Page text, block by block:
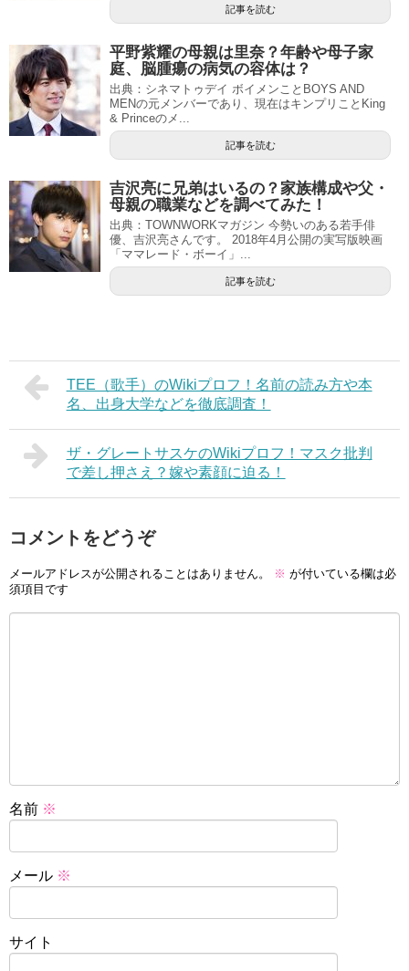
記事を読む
平野紫耀の母親は里奈？年齢や母子家
庭、脳腫瘍の病気の容体は？
出典：シネマトゥデイ ボイメンことBOYS AND
MENの元メンバーであり、現在はキンプリことKing
& Princeのメ...
記事を読む
吉沢亮に兄弟はいるの？家族構成や父・
母親の職業などを調べてみた！
出典：TOWNWORKマガジン 今勢いのある若手俳
優、吉沢亮さんです。 2018年4月公開の実写版映画
「ママレード・ボーイ」...
記事を読む
TEE（歌手）のWikiプロフ！名前の読み方や本
名、出身大学などを徹底調査！
ザ・グレートサスケのWikiプロフ！マスク批判
で差し押さえ？嫁や素顔に迫る！
コメントをどうぞ
メールアドレスが公開されることはありません。 ※ が付いている欄は必
須項目です
名前 ※
メール ※
サイト